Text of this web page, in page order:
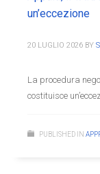
un’eccezione
20 LUGLIO 2026 BY
La procedura
costituisce
PUBLISHED IN